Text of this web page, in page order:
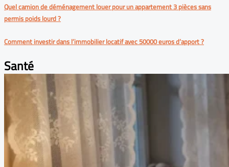
Quel camion de déménagement louer pour un appartement 3 pièces sans
permis poids lourd ?
Comment investir dans l’immobilier locatif avec 50000 euros d’apport ?
Santé